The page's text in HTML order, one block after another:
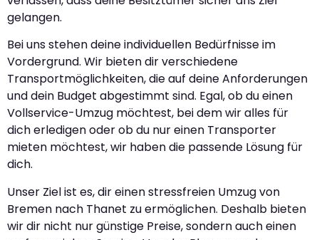
gelangen.
Bei uns stehen deine individuellen Bedürfnisse im
Vordergrund. Wir bieten dir verschiedene
Transportmöglichkeiten, die auf deine Anforderungen
und dein Budget abgestimmt sind. Egal, ob du einen
Vollservice-Umzug möchtest, bei dem wir alles für
dich erledigen oder ob du nur einen Transporter
mieten möchtest, wir haben die passende Lösung für
dich.
Unser Ziel ist es, dir einen stressfreien Umzug von
Bremen nach Thanet zu ermöglichen. Deshalb bieten
wir dir nicht nur günstige Preise, sondern auch einen